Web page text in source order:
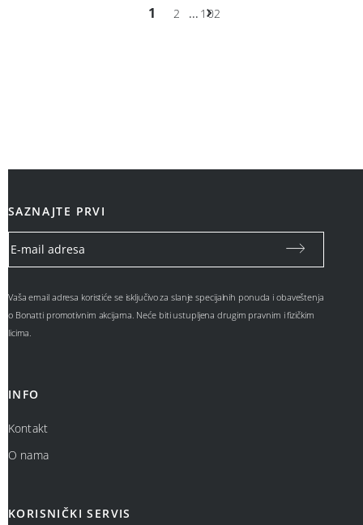
1 2 ... 102
SAZNAJTE PRVI
Vaša email adresa koristiće se isključivo za slanje specijalnih ponuda i obaveštenja
o Bonatti promotivnim akcijama. Neće biti ustupljena drugim pravnim i fizičkim
licima.
INFO
Kontakt
O nama
KORISNIČKI SERVIS